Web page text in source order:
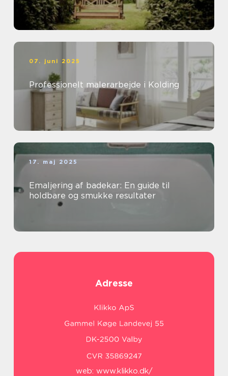
07. juni 2025
Professionelt malerarbejde i Kolding
17. maj 2025
Emaljering af badekar: En guide til
holdbare og smukke resultater
Adresse
web: www.klikko.dk/